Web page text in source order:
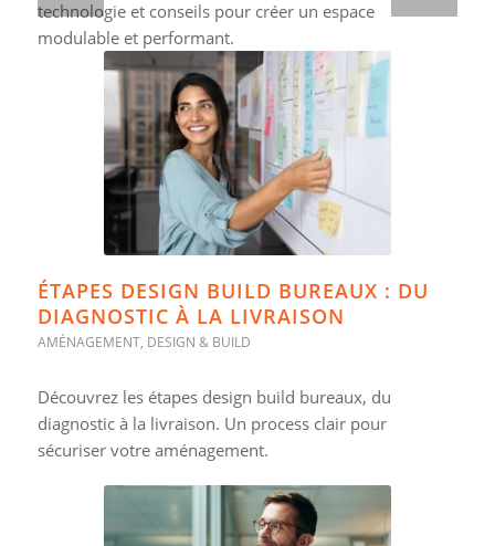
technologie et conseils pour créer un espace
modulable et performant.
ÉTAPES DESIGN BUILD BUREAUX : DU
DIAGNOSTIC À LA LIVRAISON
AMÉNAGEMENT, DESIGN & BUILD
Découvrez les étapes design build bureaux, du
diagnostic à la livraison. Un process clair pour
sécuriser votre aménagement.